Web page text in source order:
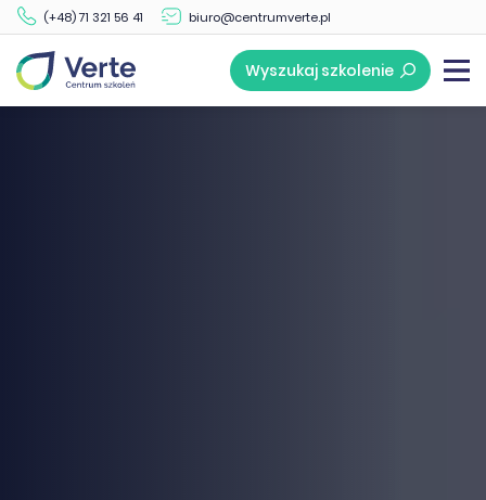
(+48) 71 321 56 41 biuro@centrumverte.pl
Wyszukaj szkolenie